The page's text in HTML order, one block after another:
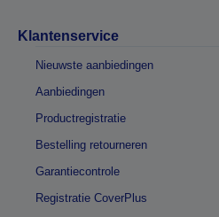
Klantenservice
Nieuwste aanbiedingen
Aanbiedingen
Productregistratie
Bestelling retourneren
Garantiecontrole
Registratie CoverPlus